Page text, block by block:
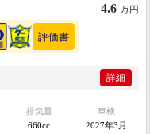
4.6 万円
詳細
排気量
660cc
車検
2027年3月